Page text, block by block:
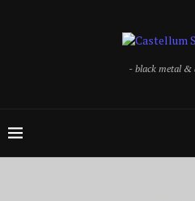
- black metal &